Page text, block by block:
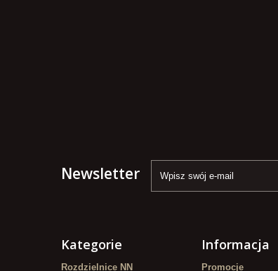
Newsletter
Kategorie
Rozdzielnice NN
Informacja
Promocje